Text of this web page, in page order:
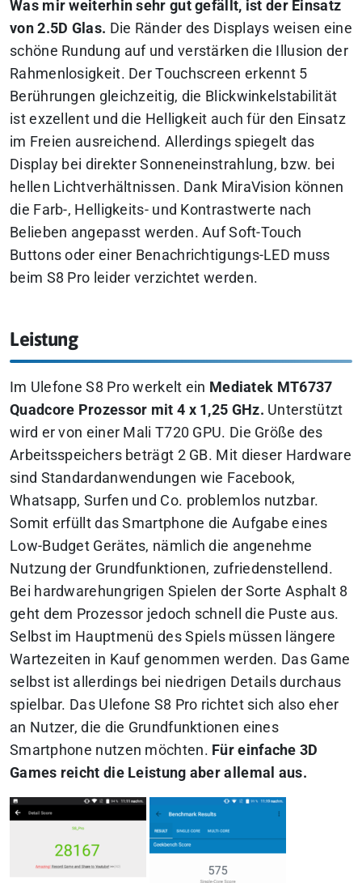
Was mir weiterhin sehr gut gefällt, ist der Einsatz
von 2.5D Glas. Die Ränder des Displays weisen eine
schöne Rundung auf und verstärken die Illusion der
Rahmenlosigkeit. Der Touchscreen erkennt 5
Berührungen gleichzeitig, die Blickwinkelstabilität
ist exzellent und die Helligkeit auch für den Einsatz
im Freien ausreichend. Allerdings spiegelt das
Display bei direkter Sonneneinstrahlung, bzw. bei
hellen Lichtverhältnissen. Dank MiraVision können
die Farb-, Helligkeits- und Kontrastwerte nach
Belieben angepasst werden. Auf Soft-Touch
Buttons oder einer Benachrichtigungs-LED muss
beim S8 Pro leider verzichtet werden.
Leistung
Im Ulefone S8 Pro werkelt ein Mediatek MT6737
Quadcore Prozessor mit 4 x 1,25 GHz. Unterstützt
wird er von einer Mali T720 GPU. Die Größe des
Arbeitsspeichers beträgt 2 GB. Mit dieser Hardware
sind Standardanwendungen wie Facebook,
Whatsapp, Surfen und Co. problemlos nutzbar.
Somit erfüllt das Smartphone die Aufgabe eines
Low-Budget Gerätes, nämlich die angenehme
Nutzung der Grundfunktionen, zufriedenstellend.
Bei hardwarehungrigen Spielen der Sorte Asphalt 8
geht dem Prozessor jedoch schnell die Puste aus.
Selbst im Hauptmenü des Spiels müssen längere
Wartezeiten in Kauf genommen werden. Das Game
selbst ist allerdings bei niedrigen Details durchaus
spielbar. Das Ulefone S8 Pro richtet sich also eher
an Nutzer, die die Grundfunktionen eines
Smartphone nutzen möchten. Für einfache 3D
Games reicht die Leistung aber allemal aus.